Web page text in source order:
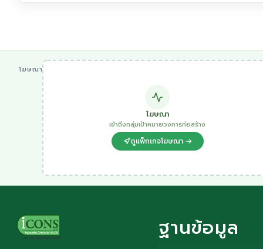
โฆษณา
โฆษณา
เข้าถึงกลุ่มเป้าหมายวงการก่อสร้าง
ดูแพ็กเกจโฆษณา →
ฐานข้อมูล